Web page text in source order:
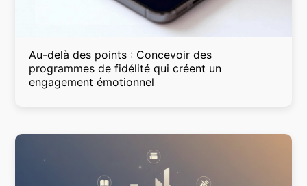
Au-delà des points : Concevoir des
programmes de fidélité qui créent un
engagement émotionnel